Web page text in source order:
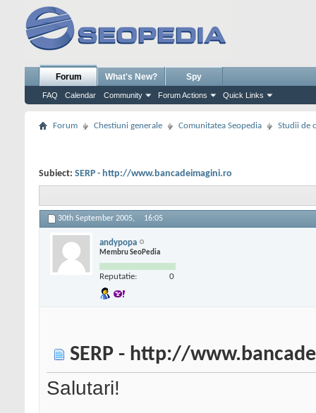
Forum
FAQ Calendar Community Forum Actions Quick Links
What's New? Spy
Forum Chestiuni generale Comunitatea Seopedia Studii de
Subiect: SERP - http://www.bancadeimagini.ro
30th September 2005, 16:05
andypopa
Membru SeoPedia
Reputatie: 0
SERP - http://
Salutari!